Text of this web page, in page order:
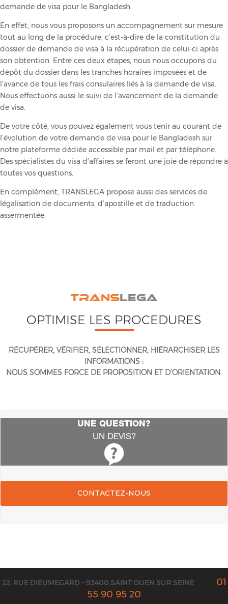
demande de visa pour le Bangladesh.
En effet, nous vous proposons un accompagnement sur mesure
tout au long de la procédure, c’est-à-dire de la constitution du
dossier de demande de visa à la récupération de celui-ci après
son obtention. Entre ces deux étapes, nous nous occupons du
dépôt du dossier dans les tranches horaires imposées et de
l’avance de tous les frais consulaires liés à la demande de visa.
Nous effectuons aussi le suivi de l’avancement de la demande
de visa.
De votre côté, vous pouvez également vous tenir au courant de
l’évolution de votre demande de visa pour le Bangladesh sur
notre plateforme dédiée accessible par mail et par téléphone.
Des spécialistes du visa d’affaires se feront une joie de répondre à
toutes vos questions.
En complément, TRANSLEGA propose aussi des services de
légalisation de documents, d’apostille et de traduction
assermentée.
TRANSLEGA
OPTIMISE LES PROCEDURES
RÉCUPÉRER, VÉRIFIER, SÉLECTIONNER, HIÉRARCHISER LES
INFORMATIONS :
NOUS SOMMES FORCE DE PROPOSITION ET D’ORIENTATION.
UNE QUESTION?
UN DEVIS?
CONTACTEZ-NOUS
22, RUE DIEUMEGARD – 93400 SAINT OUEN SUR SEINE
01
55 90 95 20